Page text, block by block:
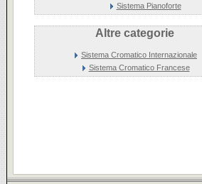
Sistema Pianoforte
Altre categorie
Sistema Cromatico Internazionale
Sistema Cromatico Francese